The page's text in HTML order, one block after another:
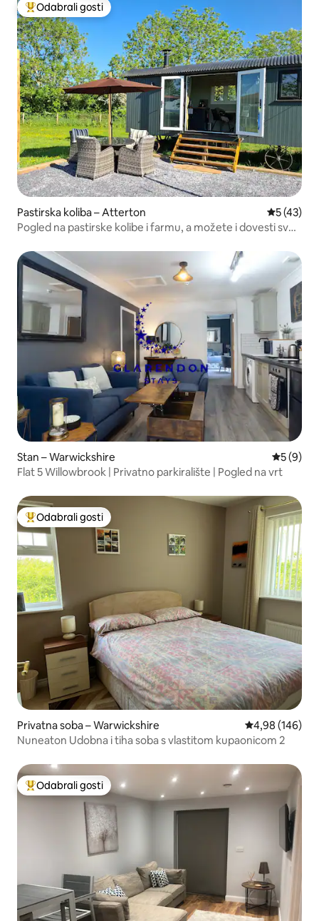
Među najviše rangiranima s oznakom „Odabrali gosti”
Odabrali gosti
Pastirska koliba – Atterton Prosječna
5 (43)
Pogled na pastirske kolibe i farmu, a možete i dovesti svog
Stan – Warwickshire
5 (9)
Flat 5 Willowbrook | Privatno parkiralište | Pogled na vrt
Među najviše rangiranima s oznakom „Odabrali gosti”
Odabrali gosti
Privatna soba – Warwickshire Prosječna
4,98 (146)
Nuneaton Udobna i tiha soba s vlastitom kupaonicom 2
Među najviše rangiranima s oznakom „Odabrali gosti”
Odabrali gosti